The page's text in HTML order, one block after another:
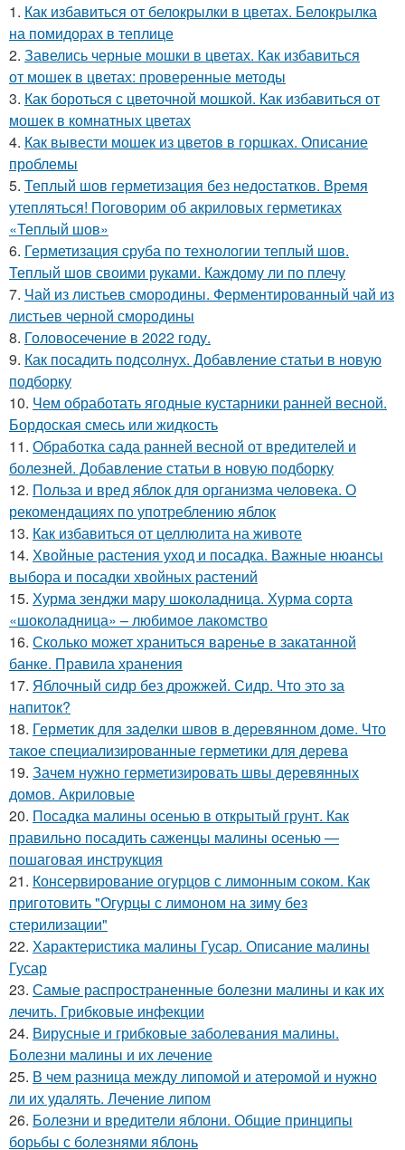
1. Как избавиться от белокрылки в цветах. Белокрылка
на помидорах в теплице
2. Завелись черные мошки в цветах. Как избавиться
от мошек в цветах: проверенные методы
3. Как бороться с цветочной мошкой. Как избавиться от
мошек в комнатных цветах
4. Как вывести мошек из цветов в горшках. Описание
проблемы
5. Теплый шов герметизация без недостатков. Время
утепляться! Поговорим об акриловых герметиках
«Теплый шов»
6. Герметизация сруба по технологии теплый шов.
Теплый шов своими руками. Каждому ли по плечу
7. Чай из листьев смородины. Ферментированный чай из
листьев черной смородины
8. Головосечение в 2022 году.
9. Как посадить подсолнух. Добавление статьи в новую
подборку
10. Чем обработать ягодные кустарники ранней весной.
Бордоская смесь или жидкость
11. Обработка сада ранней весной от вредителей и
болезней. Добавление статьи в новую подборку
12. Польза и вред яблок для организма человека. О
рекомендациях по употреблению яблок
13. Как избавиться от целлюлита на животе
14. Хвойные растения уход и посадка. Важные нюансы
выбора и посадки хвойных растений
15. Хурма зенджи мару шоколадница. Хурма сорта
«шоколадница» – любимое лакомство
16. Сколько может храниться варенье в закатанной
банке. Правила хранения
17. Яблочный сидр без дрожжей. Сидр. Что это за
напиток?
18. Герметик для заделки швов в деревянном доме. Что
такое специализированные герметики для дерева
19. Зачем нужно герметизировать швы деревянных
домов. Акриловые
20. Посадка малины осенью в открытый грунт. Как
правильно посадить саженцы малины осенью —
пошаговая инструкция
21. Консервирование огурцов с лимонным соком. Как
приготовить "Огурцы с лимоном на зиму без
стерилизации"
22. Характеристика малины Гусар. Описание малины
Гусар
23. Самые распространенные болезни малины и как их
лечить. Грибковые инфекции
24. Вирусные и грибковые заболевания малины.
Болезни малины и их лечение
25. В чем разница между липомой и атеромой и нужно
ли их удалять. Лечение липом
26. Болезни и вредители яблони. Общие принципы
борьбы с болезнями яблонь